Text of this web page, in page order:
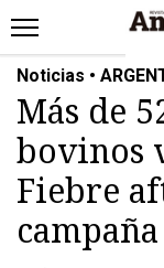
INICIO
NOTICIAS
NOTICIAS
ARTICULOS
PROCESO
Noticias •
Más de
bovinos
Fiebre